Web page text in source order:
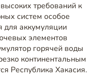
требований к
систем особое
для аккумуляции
элементов
горячей воды
континентальным
Республика Хакасия.